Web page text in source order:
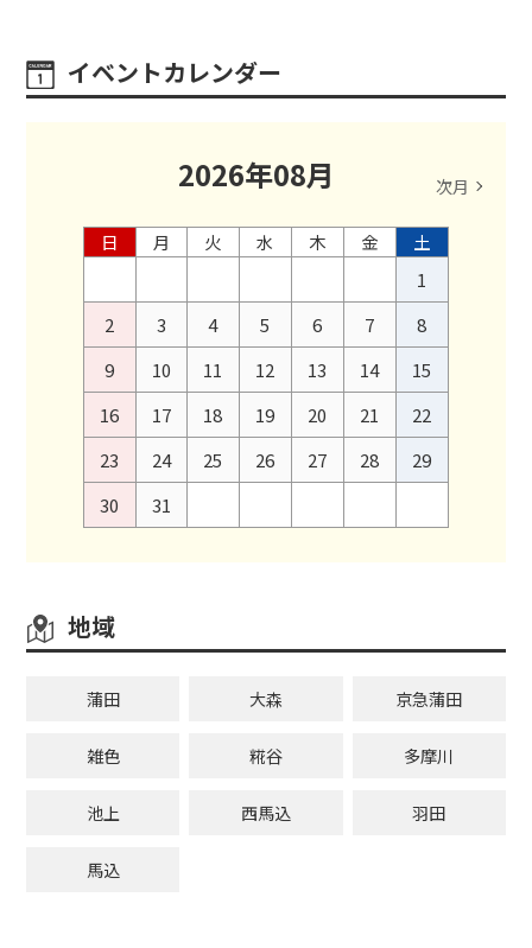
イベントカレンダー
2026年08月 次月
日 月 火 水 木 金
土
1
2
3 4 5 6 7
8
9
10 11 12 13 14
15
16
17 18 19 20 21
22
23
24 25 26 27 28
29
30
31
地域
蒲田 大森 京急蒲田
雑色 糀谷 多摩川
池上 西馬込 羽田
馬込